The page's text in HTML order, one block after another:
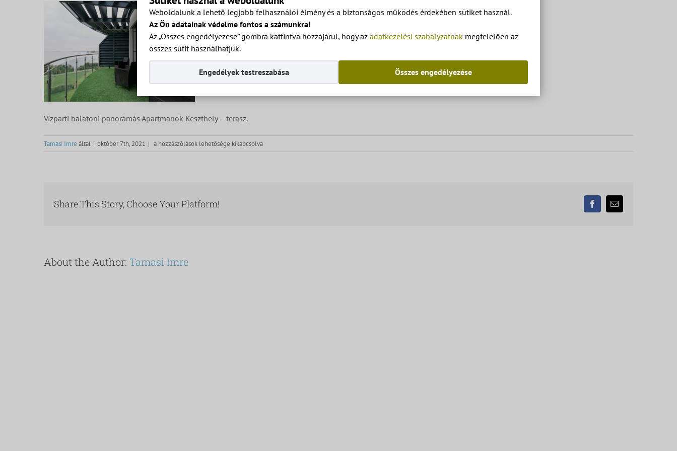
Weboldalunk a lehető legjobb felhasználói élmény és a biztonságos működés érdekében sütiket használ.
Az Ön adatainak védelme fontos a számunkra!
Az „Összes engedélyezése” gombra kattintva hozzájárul, hogy az adatkezelési szabályzatnak megfelelően az
összes sütit használhatjuk.
Összes engedélyezése
Engedélyek testreszabása
Vízparti balatoni panorámás Apartmanok Keszthely – terasz.
Tamasi Imre által | október 7th, 2021 | Vízparti
balatoni
terasz.
a hozzászólások lehetősége kikapcsolva
Share This Story, Choose Your Platform! FacebookEmail:
About the Author: Tamasi Imre